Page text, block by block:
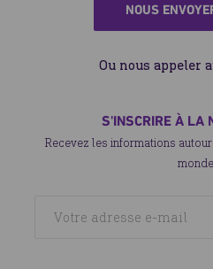
NOUS
Ou nous appeler
S'INSCRIRE À LA
Recevez les informations